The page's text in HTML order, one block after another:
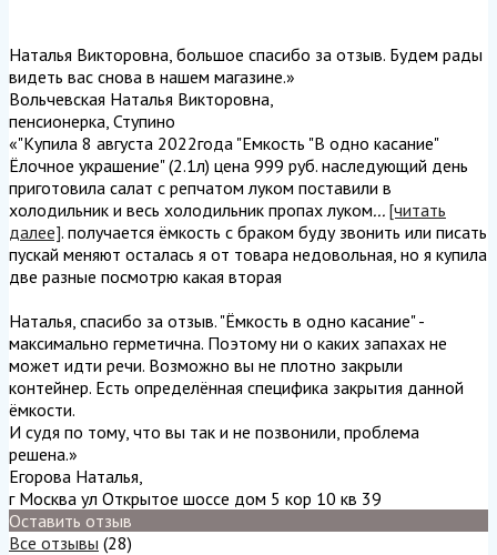
Наталья Викторовна, большое спасибо за отзыв. Будем рады
видеть вас снова в нашем магазине.»
Вольчевская Наталья Викторовна,
пенсионерка, Ступино
«"Купила 8 августа 2022года "Емкость "В одно касание"
Ёлочное украшение" (2.1л) цена 999 руб. наследующий день
приготовила салат с репчатом луком поставили в
холодильник и весь холодильник пропах луком... [читать
далее]. получается ёмкость с браком буду звонить или писать
пускай меняют осталась я от товара недовольная, но я купила
две разные посмотрю какая вторая
Наталья, спасибо за отзыв. "Ёмкость в одно касание" -
максимально герметична. Поэтому ни о каких запахах не
может идти речи. Возможно вы не плотно закрыли
контейнер. Есть определённая специфика закрытия данной
ёмкости.
И судя по тому, что вы так и не позвонили, проблема
решена.»
Егорова Наталья,
г Москва ул Открытое шоссе дом 5 кор 10 кв 39
Оставить отзыв
Все отзывы (28)